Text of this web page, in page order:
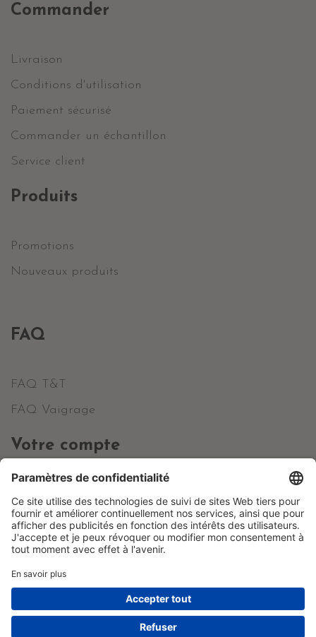
Commander
Livraison
Conditions d'utilisation
Paiement sécurisé
Commander un échantillon
Service client
Produits
Promotions
Nouveaux produits
FAQ
FAQ T&T
FAQ Vaigrage
Votre compte
Informations personnelles
Commandes
Avoirs
Adresses